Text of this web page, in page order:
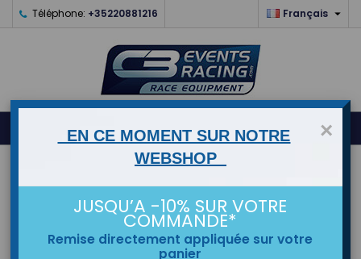
Téléphone: +35220881216 Français 
  ×
EN CE MOMENT SUR NOTRE
WEBSHOP
JUSQU’A -10% SUR VOTRE
COMMANDE*
Remise directement appliquée sur votre
panier